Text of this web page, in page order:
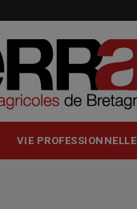
VIE PROFESSIONNELLE